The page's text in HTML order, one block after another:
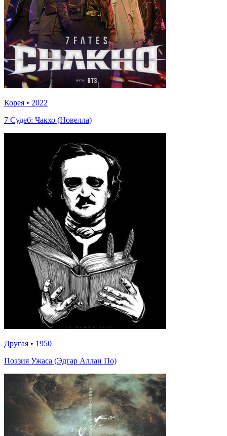
Корея • 2022
7 Судеб: Чакхо (Новелла)
Другая • 1950
Поэзия Ужаса (Эдгар Аллан По)